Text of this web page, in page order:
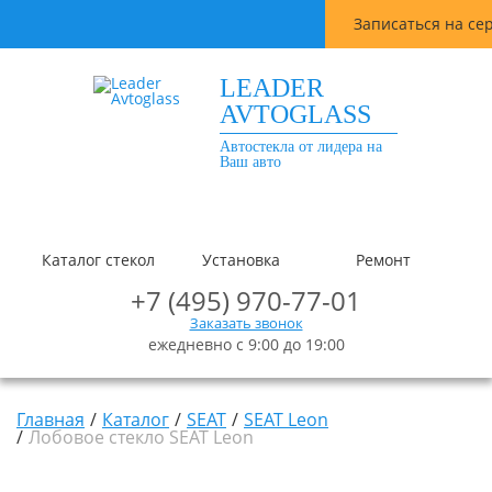
Записаться на
LEADER
AVTOGLASS
Автостекла от лидера на
Ваш авто
Каталог стекол Установка Ремонт
+7 (495) 970-77-01
Заказать звонок
ежедневно с 9:00 до 19:00
Главная Каталог SEAT SEAT Leon
Лобовое стекло SEAT Leon